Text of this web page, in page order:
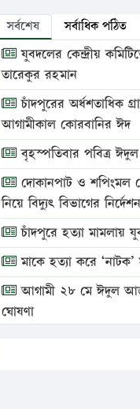
সর্বশেষ সর্বাধিক পঠিত
যুবদলের কেন্দ্রীয়
তারেকুর রহমান
চাঁদপুরের অর্ধশতাধিক
আগামীকাল কোরবানির ঈদ
বৃহস্পতিবার পবিত্র
দোকানপাট ও শপিংমল
নিয়ে বিদ্যুৎ বিভাগের
চাঁদপুরে হত্যা মামলায়
মাকে হত্যা করে ‘নাটক’
আগামী ২৮ মে ঈদুল
ঘোষণা